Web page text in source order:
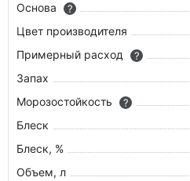
Основа
?
Цвет производителя
Примерный расход
?
Запах
Морозостойкость
?
Блеск
Блеск, %
Объем, л